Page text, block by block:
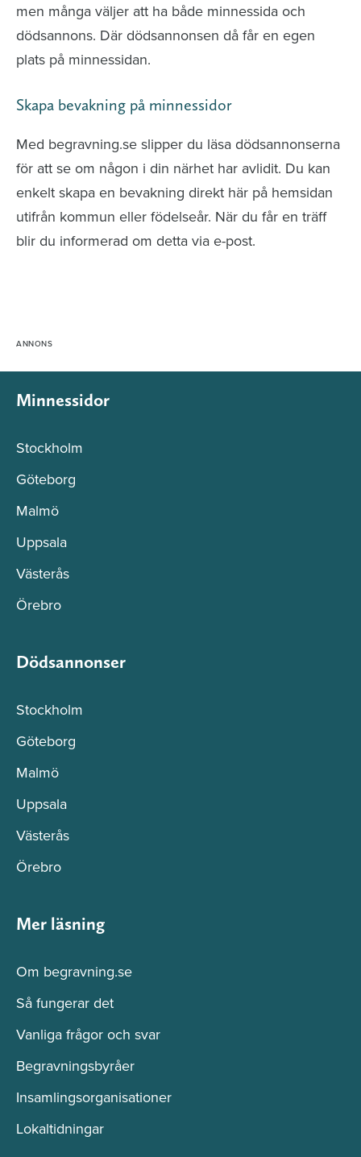
men många väljer att ha både minnessida och
dödsannons. Där dödsannonsen då får en egen
plats på minnessidan.
Skapa bevakning på minnessidor
Med begravning.se slipper du läsa dödsannonserna
för att se om någon i din närhet har avlidit. Du kan
enkelt skapa en bevakning direkt här på hemsidan
utifrån kommun eller födelseår. När du får en träff
blir du informerad om detta via e-post.
Minnessidor
Stockholm
Göteborg
Malmö
Uppsala
Västerås
Örebro
Dödsannonser
Stockholm
Göteborg
Malmö
Uppsala
Västerås
Örebro
Mer läsning
Om begravning.se
Så fungerar det
Vanliga frågor och svar
Begravningsbyråer
Insamlingsorganisationer
Lokaltidningar